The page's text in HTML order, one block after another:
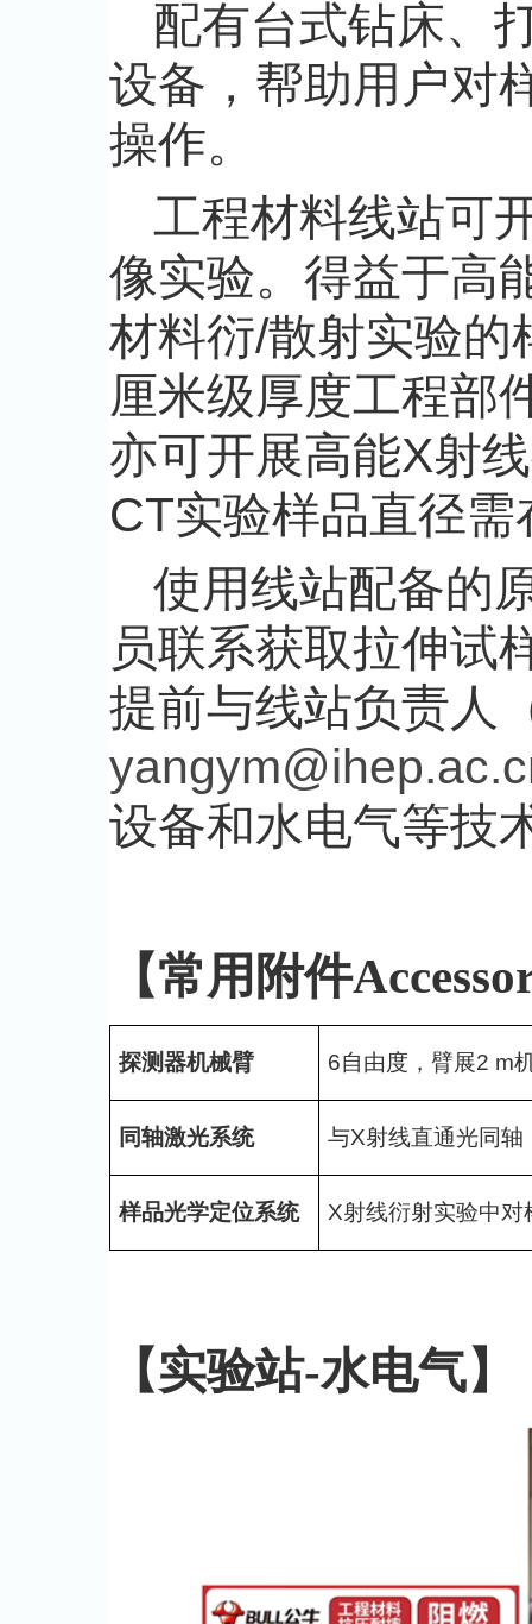
配有台式钻床、
设备，帮助用户对
操作。
工程材料线站可
像实验。得益于高
材料衍/散射实验的
厘米级厚度工程部
亦可开展高能X射
CT实验样品直径
使用线站配备的
员联系获取拉伸试
提前与线站负责人
设备和水电气等技
【常用附件
探测器机械臂 6自由度，臂展2 m
同轴激光系统 与X射线直通光同
样品光学定位系统 X射线衍射实验中
【实验站-水电气】